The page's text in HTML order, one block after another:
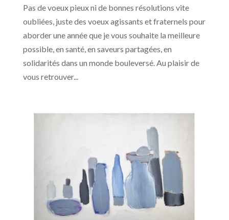
Pas de voeux pieux ni de bonnes résolutions vite
oubliées, juste des voeux agissants et fraternels pour
aborder une année que je vous souhaite la meilleure
possible, en santé, en saveurs partagées, en
solidarités dans un monde bouleversé. Au plaisir de
vous retrouver...